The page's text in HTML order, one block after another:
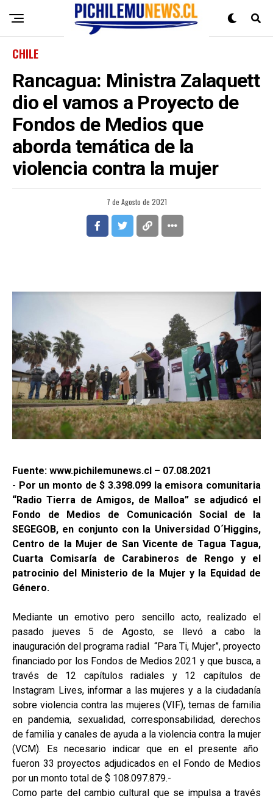
CHILE
Rancagua: Ministra Zalaquett
dio el vamos a Proyecto de
Fondos de Medios que
aborda temática de la
violencia contra la mujer
7 de Agosto de 2021
Fuente: www.pichilemunews.cl – 07.08.2021
- Por un monto de $ 3.398.099 la emisora comunitaria
“Radio Tierra de Amigos, de Malloa” se adjudicó el
Fondo de Medios de Comunicación Social de la
SEGEGOB, en conjunto con la Universidad O´Higgins,
Centro de la Mujer de San Vicente de Tagua Tagua,
Cuarta Comisaría de Carabineros de Rengo y el
patrocinio del Ministerio de la Mujer y la Equidad de
Género.
Mediante un emotivo pero sencillo acto, realizado el
pasado jueves 5 de Agosto, se llevó a cabo la
inauguración del programa radial “Para Ti, Mujer”, proyecto
financiado por los Fondos de Medios 2021 y que busca, a
través de 12 capítulos radiales y 12 capítulos de
Instagram Lives, informar a las mujeres y a la ciudadanía
sobre violencia contra las mujeres (VIF), temas de familia
en pandemia, sexualidad, corresponsabilidad, derechos
de familia y canales de ayuda a la violencia contra la mujer
(VCM). Es necesario indicar que en el presente año
fueron 33 proyectos adjudicados en el Fondo de Medios
por un monto total de $ 108.097.879.-
Como parte del cambio cultural que se impulsa a través